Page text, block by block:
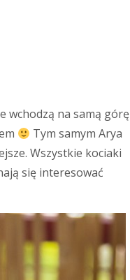
wchodzą na samą górę
Tym samym Arya
Wszystkie kociaki
się interesować